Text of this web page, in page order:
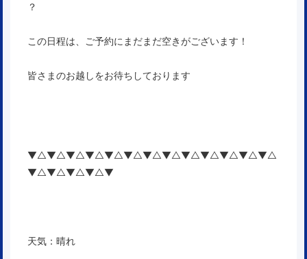
？
この日程は、ご予約にまだまだ空きがございます！
皆さまのお越しをお待ちしております
▼△▼△▼△▼△▼△▼△▼△▼△▼△▼△▼△▼△▼△
▼△▼△▼△▼△▼
天気：晴れ